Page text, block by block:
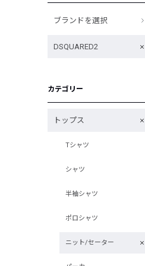
ブランドを選択
DSQUARED2
カテゴリー
トップス
Tシャツ
シャツ
半袖シャツ
ポロシャツ
ニット/セーター